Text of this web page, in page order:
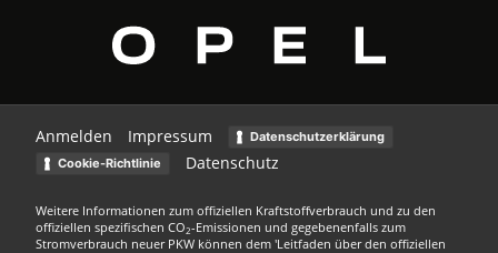
Anmelden Impressum
Datenschutzerklärung
Cookie-Richtlinie
Datenschutz
Weitere Informationen zum offiziellen Kraftstoffverbrauch und zu den
offiziellen spezifischen CO2-Emissionen und gegebenenfalls zum
Stromverbrauch neuer PKW können dem 'Leitfaden über den offiziellen